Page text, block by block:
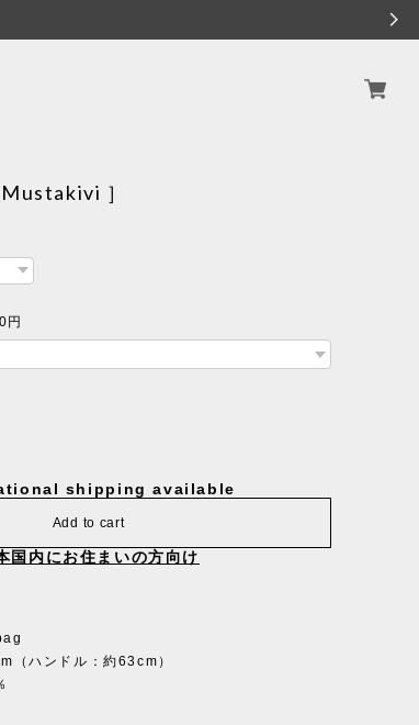
］
円
shipping available
Add to cart
国内にお住まいの方向け
（ハンドル：約63cm）